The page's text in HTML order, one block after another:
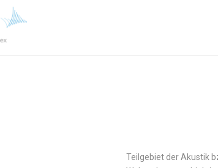
Teilgebiet der Akustik